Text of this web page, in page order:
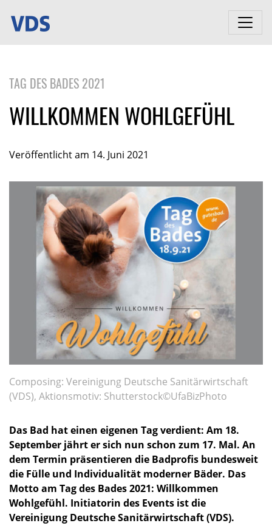
TAG DES BADES 2021
WILLKOMMEN WOHLGEFÜHL
Veröffentlicht am 14. Juni 2021
Composing: Vereinigung Deutsche Sanitärwirtschaft
(VDS), Aktionsmotiv: Shutterstock©UfaBizPhoto
Das Bad hat einen eigenen Tag verdient: Am 18.
September jährt er sich nun schon zum 17. Mal. An
dem Termin präsentieren die Badprofis bundesweit
die Fülle und Individualität moderner Bäder. Das
Motto am Tag des Bades 2021: Willkommen
Wohlgefühl. Initiatorin des Events ist die
Vereinigung Deutsche Sanitärwirtschaft (VDS).